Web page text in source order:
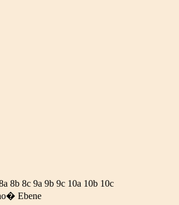
8b 8c 9a 9b 9c 10a 10b 10c
Ebene